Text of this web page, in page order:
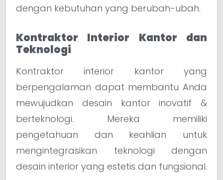
dengan kebutuhan yang berubah-ubah.
Kontraktor Interior Kantor dan
Teknologi
Kontraktor interior kantor yang
berpengalaman dapat membantu Anda
mewujudkan desain kantor inovatif &
berteknologi. Mereka memiliki
pengetahuan dan keahlian untuk
mengintegrasikan teknologi dengan
desain interior yang estetis dan fungsional.